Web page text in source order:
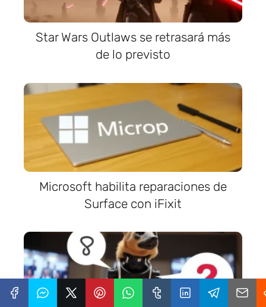
Star Wars Outlaws se retrasará más
de lo previsto
Microsoft habilita reparaciones de
Surface con iFixit